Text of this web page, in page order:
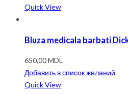
Quick View
Bluza medicala barbati
650,00MDL
Добавить в список желаний
Quick View